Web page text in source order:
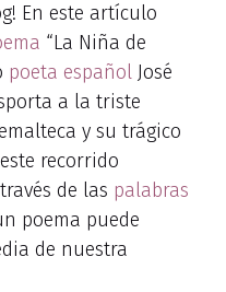
En este artículo
“La Niña de
poeta español José
a la triste
y su trágico
recorrido
de las palabras
poema puede
de nuestra